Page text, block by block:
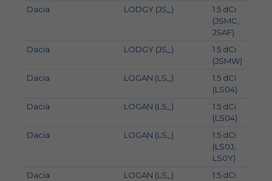
Dacia
LODGY (JS_)
1.5 dCi
(JSMC,
JSAF)
Dacia LODGY (JS_)
1.5 dCi
(JSMW)
Dacia LOGAN (LS_)
1.5 dCi
(LS04)
Dacia LOGAN (LS_)
1.5 dCi
(LS04)
Dacia LOGAN (LS_)
1.5 dCi
(LS0J,
LS0Y)
Dacia LOGAN (LS_)
1.5 dCi